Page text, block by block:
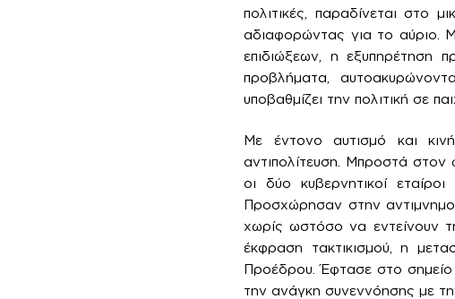
πολιτικές, παραδίνεται στο
αδιαφορώντας για το αύριο.
επιδιώξεων, η εξυπηρέτηση
προβλήματα,
υποβαθμίζει την πολιτική σε
Με έντονο αυτισμό και
αντιπολίτευση. Μπροστά
οι δύο κυβερνητικοί
Προσχώρησαν στην
χωρίς ωστόσο να εντείνουν
έκφραση τακτικισμού, η
Προέδρου. Έφτασε στο σημείο
την ανάγκη συνεννόησης με